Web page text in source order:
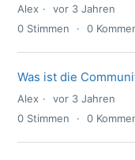
Alex
vor 3 Jahren
0 Stimmen 0
Was ist die
Alex
vor 3 Jahren
0 Stimmen 0